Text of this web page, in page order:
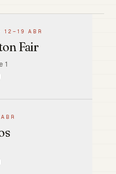
12–19 ABR
Fair
1